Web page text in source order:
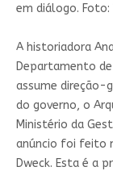
em diálogo. Foto:
A historiadora
Departamento
assume direção-
do governo, o
Ministério da
anúncio foi feito
Dweck. Esta é a